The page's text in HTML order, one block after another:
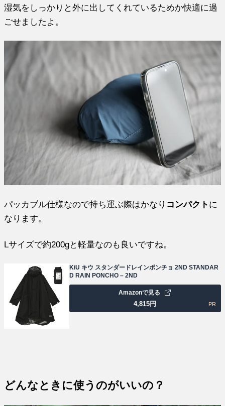
湿気をしっかりと外に出してくれているためか快適に過
ごせましたよ。
パッカブル仕様なので持ち運ぶ際はかなり コンパクト に
なります。
Lサイズで約200gと軽量なのも良いですね。
KiU キウ スタンダードレインポンチョ 2ND STANDAR
D RAIN PONCHO – 2ND
4,815円
Amazonで見る
PR
どんなときに使うのがいいの？